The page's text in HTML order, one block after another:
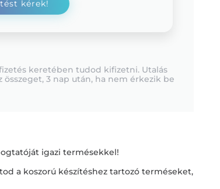
keretében tudod kifizetni. Utalás
3 nap után, ha nem érkezik be
igazi termésekkel!
a koszorú készítéshez tartozó terméseket,